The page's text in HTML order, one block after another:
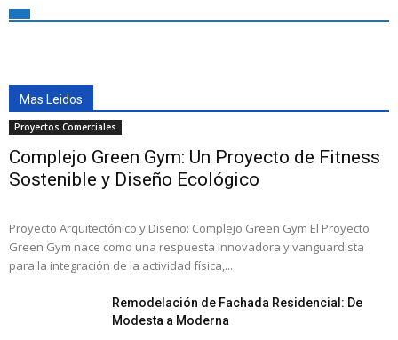
Mas Leidos
Proyectos Comerciales
Complejo Green Gym: Un Proyecto de Fitness
Sostenible y Diseño Ecológico
Proyecto Arquitectónico y Diseño: Complejo Green Gym El Proyecto
Green Gym nace como una respuesta innovadora y vanguardista
para la integración de la actividad física,...
Remodelación de Fachada Residencial: De
Modesta a Moderna